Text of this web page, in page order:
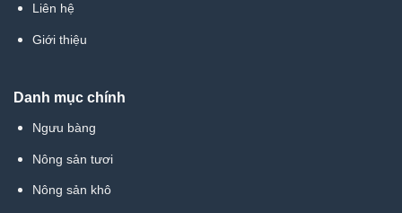
Liên hệ
Giới thiệu
Danh mục chính
Ngưu bàng
Nông sản tươi
Nông sản khô